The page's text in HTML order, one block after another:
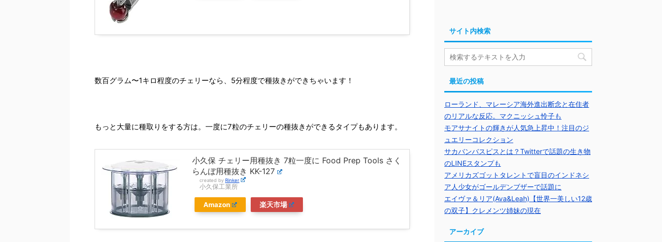
数百グラム〜1キロ程度のチェリーなら、5分程度で種抜きができちゃいます！
もっと大量に種取りをする方は。一度に7粒のチェリーの種抜きができるタイプもあります。
小久保 チェリー用種抜き 7粒一度に Food Prep Tools さく
らんぼ用種抜き KK-127
created by Rinker
小久保工業所
Amazon 楽天市場
サイト内検索
最近の投稿
ローランド、マレーシア海外進出断念と在住者
のリアルな反応。マクニッシュ怜子も
モアサナイトの輝きが人気急上昇中！注目のジ
ュエリーコレクション
サカバンバスピスとは？Twitterで話題の生き物
のLINEスタンプも
アメリカズゴットタレントで盲目のインドネシ
ア人少女がゴールデンブザーで話題に
エイヴァ＆リア(Ava&Leah)【世界一美しい12歳
の双子】クレメンツ姉妹の現在
アーカイブ